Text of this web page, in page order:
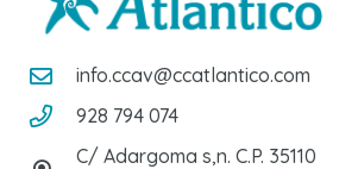
info.ccav@ccatlantico.com
928 794 074
C/ Adargoma s,n. C.P. 35110